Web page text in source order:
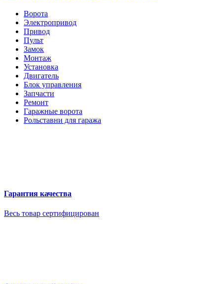
Ворота
Электропривод
Привод
Пульт
Замок
Монтаж
Установка
Двигатель
Блок управления
Запчасти
Ремонт
Гаражные ворота
Рольставни для гаража
Гарантия качества
Весь товар сертифицирован